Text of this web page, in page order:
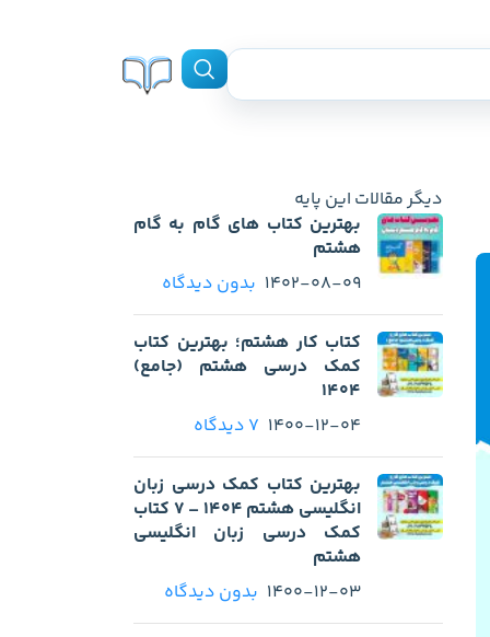
دیگر مقالات این پایه
بهترین کتاب های گام به گام
هشتم
1402-08-09 بدون دیدگاه
کتاب کار هشتم؛ بهترین کتاب
کمک درسی هشتم (جامع)
1404
1400-12-04 7 دیدگاه
بهترین کتاب کمک درسی زبان
انگلیسی هشتم 1404 – 7 کتاب
کمک درسی زبان انگلیسی
هشتم
1400-12-03 بدون دیدگاه